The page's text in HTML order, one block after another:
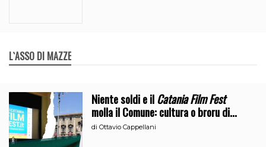
L`ASSO DI MAZZE
Niente soldi e ilCatania Film Fest
molla il Comune: cultura o broru di
ciciri?
diOttavio Cappellani